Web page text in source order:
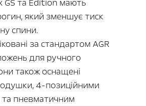
GS та Edition мають
який зменшує тиск
спини.
за стандартом AGR
для ручного
також оснащені
4-позиційними
та пневматичним